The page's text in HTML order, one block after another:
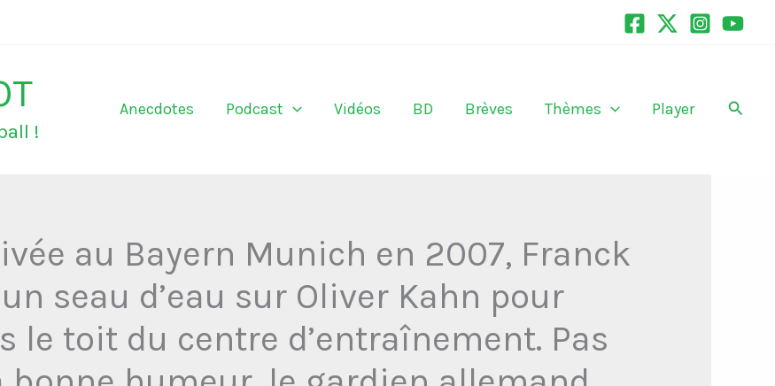
!
Anecdotes Podcast Vidéos BD Brèves Thèmes Player
au Bayern Munich en 2007, Franck
seau d’eau sur Oliver Kahn pour
le toit du centre d’entraînement. Pas